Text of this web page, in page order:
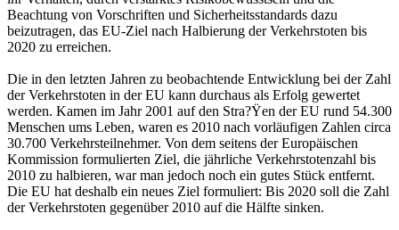
Beachtung von Vorschriften und Sicherheitsstandards dazu
beizutragen, das EU-Ziel nach Halbierung der Verkehrstoten bis
2020 zu erreichen.
Die in den letzten Jahren zu beobachtende Entwicklung bei der Zahl
der Verkehrstoten in der EU kann durchaus als Erfolg gewertet
werden. Kamen im Jahr 2001 auf den Stra?Ÿen der EU rund 54.300
Menschen ums Leben, waren es 2010 nach vorläufigen Zahlen circa
30.700 Verkehrsteilnehmer. Von dem seitens der Europäischen
Kommission formulierten Ziel, die jährliche Verkehrstotenzahl bis
2010 zu halbieren, war man jedoch noch ein gutes Stück entfernt.
Die EU hat deshalb ein neues Ziel formuliert: Bis 2020 soll die Zahl
der Verkehrstoten gegenüber 2010 auf die Hälfte sinken.